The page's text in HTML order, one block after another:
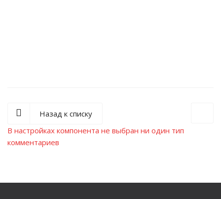
Назад к списку
В настройках компонента не выбран ни один тип
комментариев